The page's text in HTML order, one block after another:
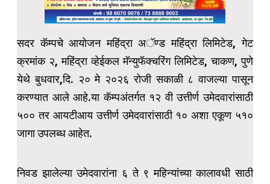
सदर कॅम्पचे आयोजन महिंद्रा अॅण्ड महिंद्रा लिमिटेड, गेट
क्रमांक २, महिंद्रा व्हेईकल मॅन्युफॅक्चरिंग लिमिटेड, चाकण, पुणे
येथे बुधवार,दि. २० मे २०२६ रोजी सकाळी ८ वाजल्या पासून
करण्यात आले आहे.या कॅम्पअंतर्गत १२ वी उत्तीर्ण उमेदवारांसाठी
५०० तर आयटीआय उत्तीर्ण उमेदवारांसाठी १० अशा एकूण ५१०
जागा उपलब्ध आहेत.
निवड झालेल्या उमेदवारांना ६ ते ९ महिन्यांच्या कालावधी साठी